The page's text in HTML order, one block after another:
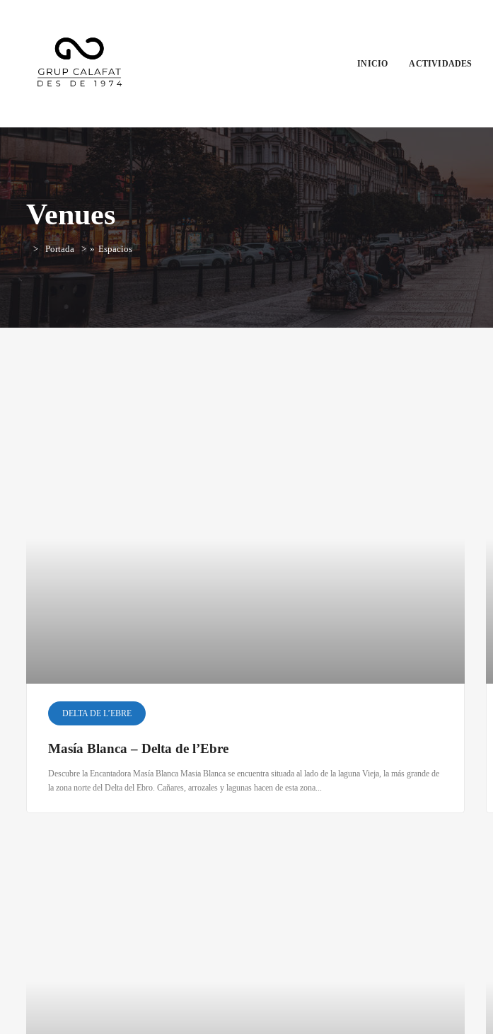
INICIO ACTIVIDADES
Venues
Portada » Espacios
DELTA DE L’EBRE
Masía Blanca – Delta de l’Ebre
Descubre la Encantadora Masía Blanca Masia Blanca se encuentra situada al lado de la laguna Vieja, la más grande de
la zona norte del Delta del Ebro. Cañares, arrozales y lagunas hacen de esta zona...